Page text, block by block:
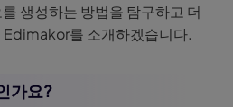
생성하는 방법을 탐구하고 더
Edimakor를 소개하겠습니다.
가요?